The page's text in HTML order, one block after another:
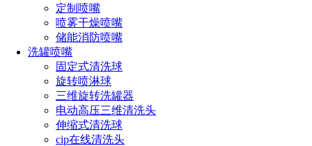
定制喷嘴
喷雾干燥喷嘴
储能消防喷嘴
洗罐喷嘴
固定式清洗球
旋转喷淋球
三维旋转洗罐器
电动高压三维清洗头
伸缩式清洗球
cip在线清洗头
技术参数
：高压水射流驱动
主体前进/喷嘴旋转
清洗方式：朝前以旋切方式
进行清洗